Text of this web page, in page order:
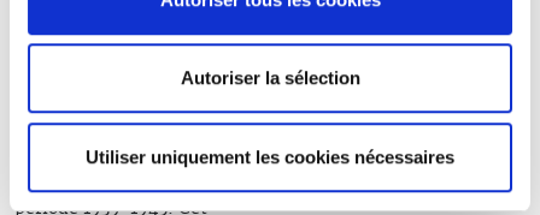
Autoriser la sélection
Utiliser uniquement les cookies nécessaires
France-1939-
EVÈNEMENTS
Ils sont 99 avocats morts
pour la France durant la
période 1939-1945. Cet
sur les anciens
combattants
du barreau de
Paris
EVÈNEMENTS